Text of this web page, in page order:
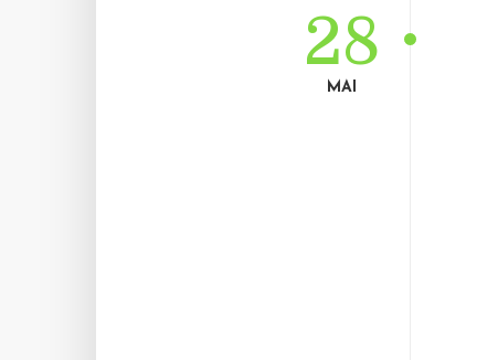
28
MAI